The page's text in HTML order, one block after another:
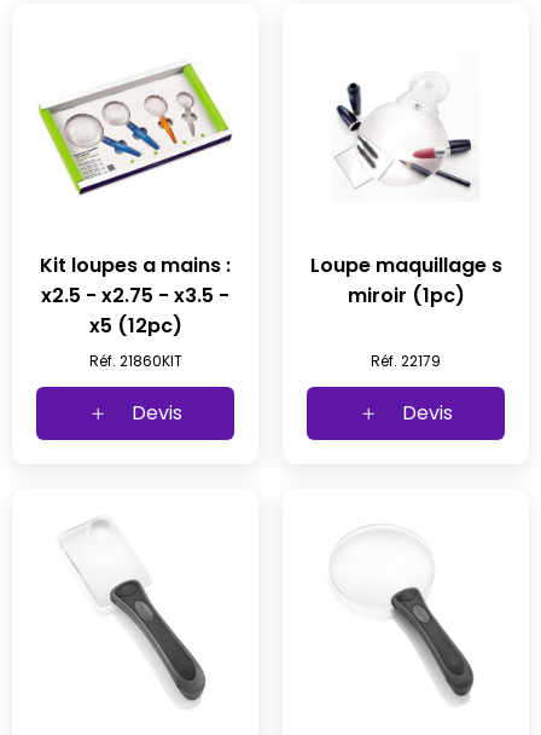
Kit loupes a mains :
x2.5 - x2.75 - x3.5 -
x5 (12pc)
Réf. 21860KIT
Devis
Loupe maquillage s
miroir (1pc)
Réf. 22179
Devis